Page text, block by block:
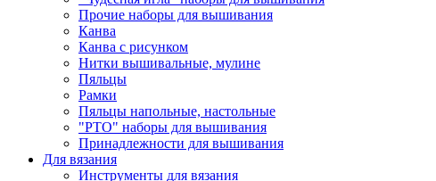
Прочие наборы для вышивания
Канва
Канва с рисунком
Нитки вышивальные, мулине
Пяльцы
Рамки
Пяльцы напольные, настольные
"РТО" наборы для вышивания
Принадлежности для вышивания
Для вязания
Инструменты для вязания